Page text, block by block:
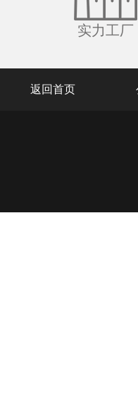
实力工厂
返回首页